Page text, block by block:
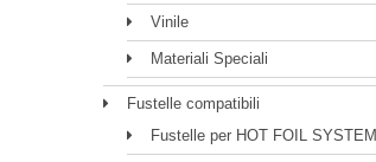
Vinile
Materiali Speciali
Fustelle compatibili
Fustelle per HOT FOIL SYSTEM